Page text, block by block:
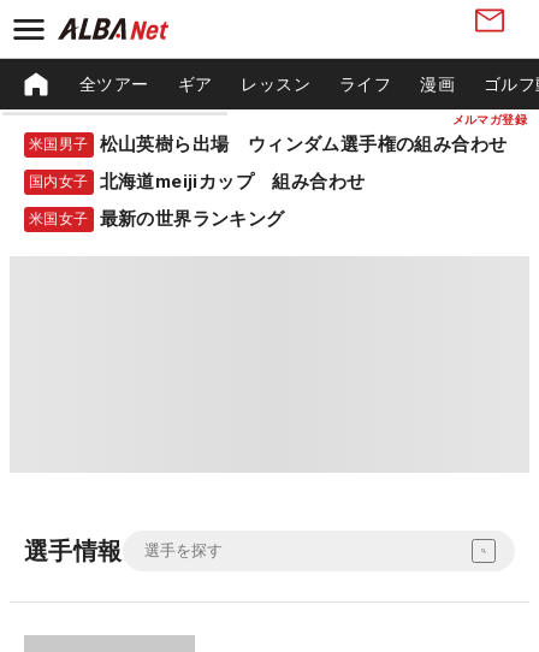
メルマガ登録
全ツアー ギア レッスン ライフ 漫画 ゴル
米国男子 松山英樹ら出場 ウィンダム選手権の組み合わせ
国内女子 北海道meijiカップ 組み合わせ
米国女子 最新の世界ランキング
選手情報